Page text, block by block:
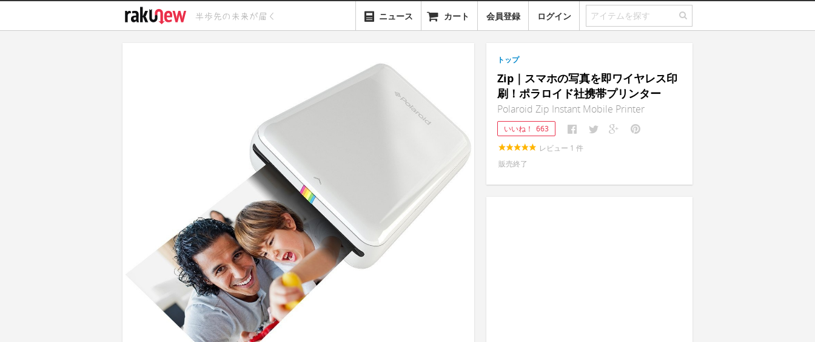
ニュース カート 会員登録 ログイン
トップ
Zip｜スマホの写真を即ワイヤレス印
刷！ポラロイド社携帯プリンター
Polaroid Zip Instant Mobile Printer
いいね！ 663
レビュー 1 件
販売終了